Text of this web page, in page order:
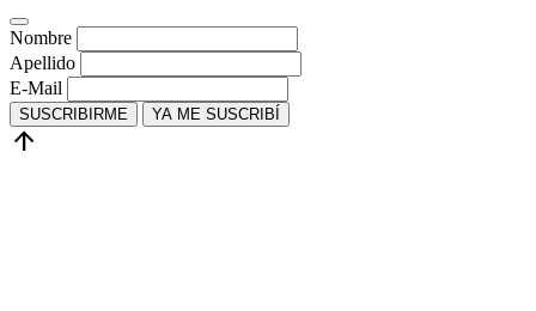
Nombre
Apellido
E-Mail
SUSCRIBIRME YA ME SUSCRIBÍ
arrow_upward